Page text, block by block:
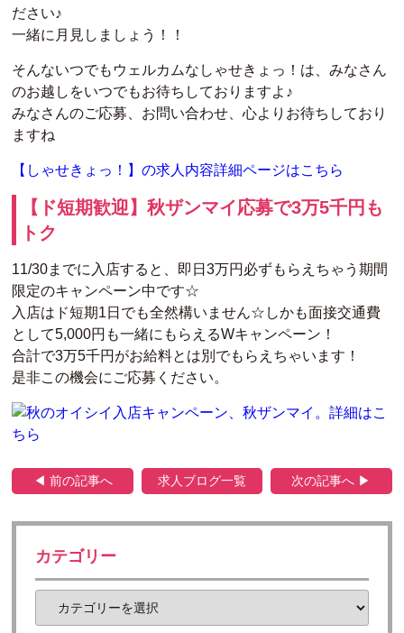
ださい♪
一緒に月見しましょう！！
そんないつでもウェルカムなしゃせきょっ！は、みなさん
のお越しをいつでもお待ちしておりますよ♪
みなさんのご応募、お問い合わせ、心よりお待ちしており
ますね
【しゃせきょっ！】の求人内容詳細ページはこちら
【ド短期歓迎】秋ザンマイ応募で3万5千円も
トク
11/30までに入店すると、即日3万円必ずもらえちゃう期間
限定のキャンペーン中です☆
入店はド短期1日でも全然構いません☆しかも面接交通費
として5,000円も一緒にもらえるWキャンペーン！
合計で3万5千円がお給料とは別でもらえちゃいます！
是非この機会にご応募ください。
◀ 前の記事へ 求人ブログ一覧 次の記事へ ▶
カテゴリー